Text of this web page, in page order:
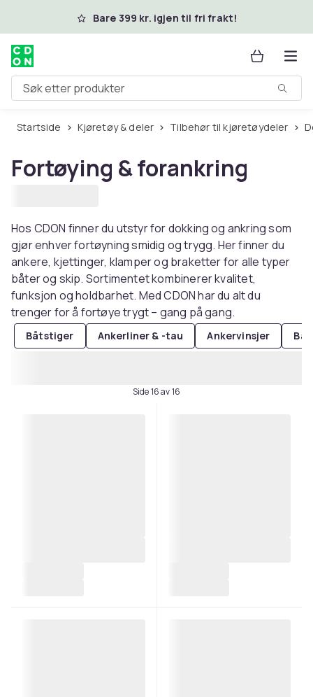
Hopp til hovedinnholdBare 399 kr. igjen til fri frakt!
Søk etter produkter
Startside Kjøretøy & deler Tilbehør til kjøretøydeler
Fortøying & forankring
Hos CDON finner du utstyr for dokking og ankring som
gjør enhver fortøyning smidig og trygg. Her finner du
ankere, kjettinger, klamper og braketter for alle typer
båter og skip. Sortimentet kombinerer kvalitet,
funksjon og holdbarhet. Med CDON har du alt du
trenger for å fortøye trygt – gang på gang.
Båtstiger Ankerliner & -tau Ankervinsjer
Side 16 av 16